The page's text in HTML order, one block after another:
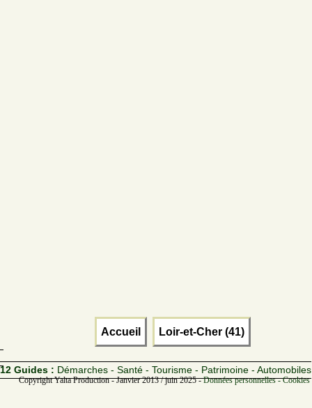
Accueil Loir-et-Cher (41)
12 Guides : Démarches - Santé - Tourisme - Patrimoine - Automobiles
Copyright Yalta Production - Janvier 2013 / juin 2025 -Données personnelles -